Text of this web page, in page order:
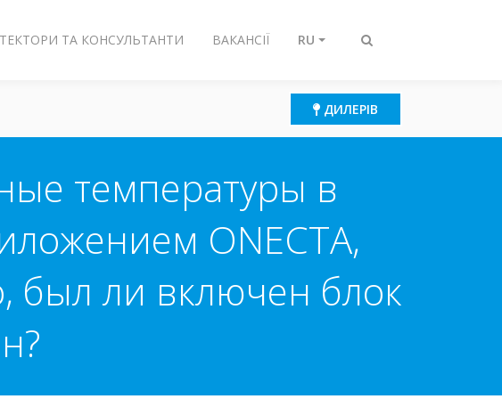
Переключить
ТА КОНСУЛЬТАНТИ ВАКАНСІЇ RU
ДИЛЕРІВ
температуры в
ONECTA,
был ли включен блок